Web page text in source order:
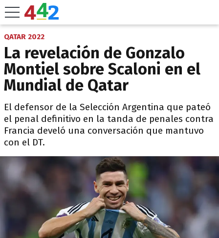
QATAR 2022
La revelación de Gonzalo
Montiel sobre Scaloni en el
Mundial de Qatar
El defensor de la Selección Argentina que pateó
el penal definitivo en la tanda de penales contra
Francia develó una conversación que mantuvo
con el DT.